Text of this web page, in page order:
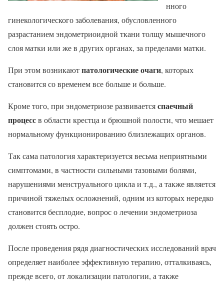
нного
гинекологического заболевания, обусловленного
разрастанием эндометриоидной ткани толщу мышечного
слоя матки или же в других органах, за пределами матки.
При этом возникаютпатологические очаги, которых
становится со временем все больше и больше.
Кроме того, при эндометриозе развиваетсяспаечный
процессв области крестца и брюшной полости, что мешает
нормальному функционированию близлежащих органов.
Так сама патология характеризуется весьма неприятными
симптомами, в частности сильными тазовыми болями,
нарушениями менструального цикла и т.д., а также является
причиной тяжелых осложнений, одним из которых нередко
становится бесплодие, вопрос о лечении эндометриоза
должен стоять остро.
После проведения рядя диагностических исследований врач
определяет наиболее эффективную терапию, отталкиваясь,
прежде всего, от локализации патологии, а также